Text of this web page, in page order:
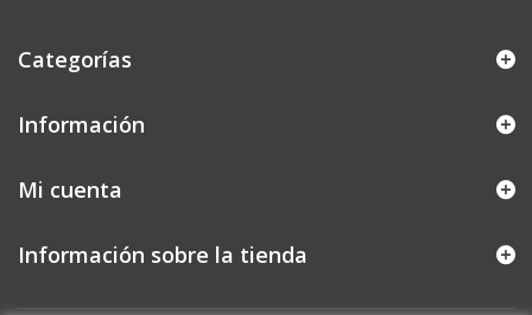
Categorías
Información
Mi cuenta
Información sobre la tienda